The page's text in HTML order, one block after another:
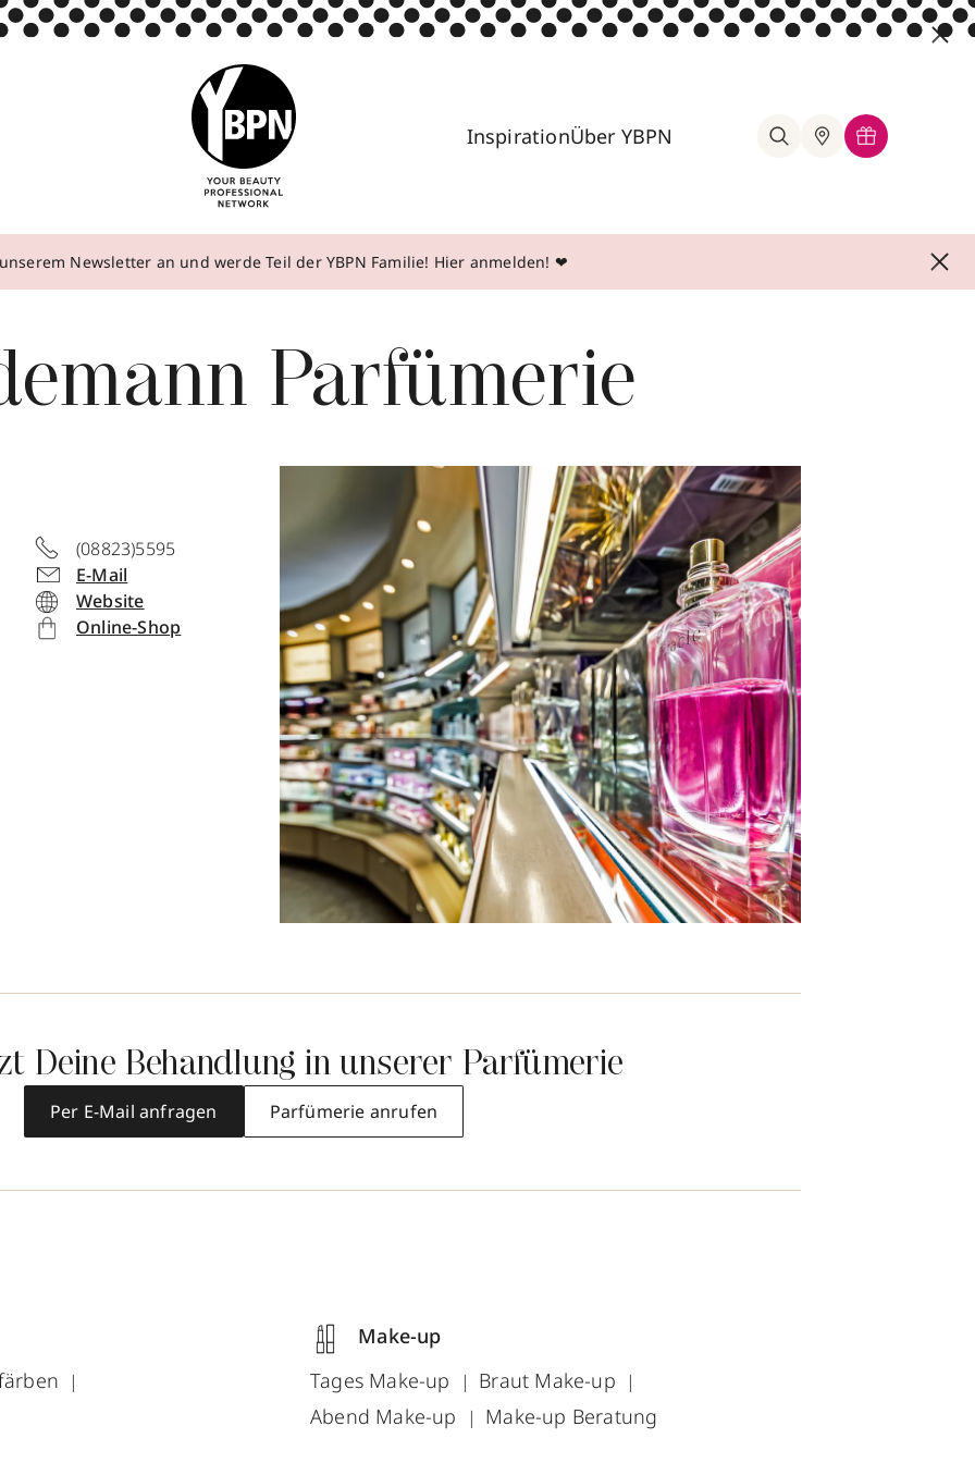
InspirationÜber YBPN
Newsletter an und werde Teil der YBPN Familie! Hier anmelden! ❤
Parfümerie
(08823)5595
E-Mail
Website
Online-Shop
Deine Behandlung in unserer Parfümerie
Per E-Mail anfragen Parfümerie anrufen
Make-up
Tages Make-up
Braut Make-up
Abend Make-up
Make-up Beratung